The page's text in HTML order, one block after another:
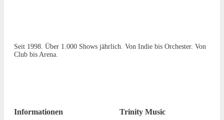
Seit 1998. Über 1.000 Shows jährlich. Von Indie bis Orchester. Von
Club bis Arena.
Informationen Trinity Music